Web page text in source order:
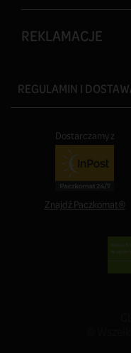
REKLAMACJE
REGULAMIN I
Dostarczamy z
Znajdź Paczkomat®